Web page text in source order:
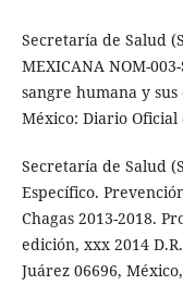
Secretaría de Salud
MEXICANA NOM-
sangre humana y
México: Diario Oficial
Secretaría de Salud
Específico.
Chagas 2013-2018.
edición, xxx 2014
Juárez 06696,